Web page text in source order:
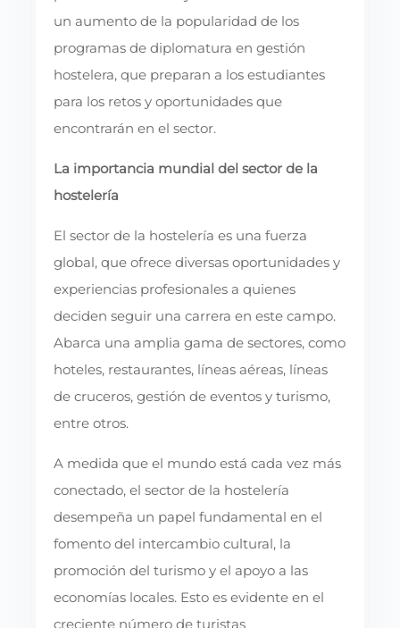
un aumento de la popularidad de los
programas de diplomatura en gestión
hostelera, que preparan a los estudiantes
para los retos y oportunidades que
encontrarán en el sector.
La importancia mundial del sector de la
hostelería
El sector de la hostelería es una fuerza
global, que ofrece diversas oportunidades y
experiencias profesionales a quienes
deciden seguir una carrera en este campo.
Abarca una amplia gama de sectores, como
hoteles, restaurantes, líneas aéreas, líneas
de cruceros, gestión de eventos y turismo,
entre otros.
A medida que el mundo está cada vez más
conectado, el sector de la hostelería
desempeña un papel fundamental en el
fomento del intercambio cultural, la
promoción del turismo y el apoyo a las
economías locales. Esto es evidente en el
creciente número de turistas